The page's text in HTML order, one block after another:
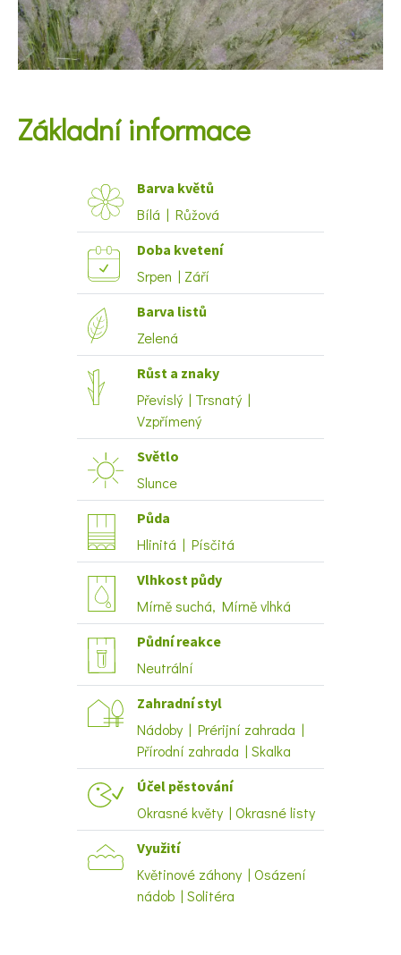
KVÍZY A TESTY
Naše krásná zahrada
Základní informace
Barva květů
Bílá | Růžová
Doba kvetení
Srpen | Září
Barva listů
Zelená
Růst a znaky
Převislý | Trsnatý |
Vzpřímený
Světlo
Slunce
Půda
Hlinitá | Písčitá
Vlhkost půdy
Mírně suchá, Mírně vlhká
Půdní reakce
Neutrální
Zahradní styl
Nádoby | Prérijní zahrada |
Přírodní zahrada | Skalka
Účel pěstování
Okrasné květy | Okrasné listy
Využití
Květinové záhony | Osázení
nádob | Solitéra